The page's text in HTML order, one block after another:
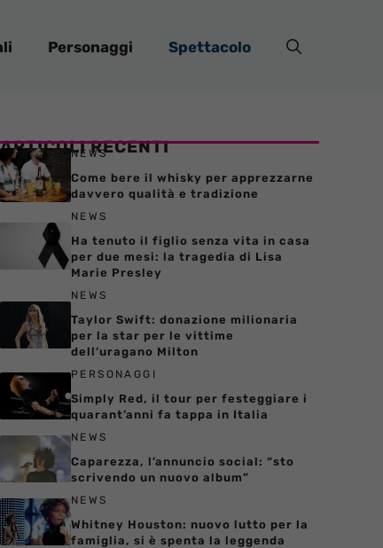
Personaggi Spettacolo
ARTICOLI RECENTI
NEWS
Come bere il whisky per apprezzarne
davvero qualità e tradizione
NEWS
Ha tenuto il figlio senza vita in casa
per due mesi: la tragedia di Lisa
Marie Presley
NEWS
Taylor Swift: donazione milionaria
per la star per le vittime
dell’uragano Milton
PERSONAGGI
Simply Red, il tour per festeggiare i
quarant’anni fa tappa in Italia
NEWS
Caparezza, l’annuncio social: “sto
scrivendo un nuovo album”
NEWS
Whitney Houston: nuovo lutto per la
famiglia, si è spenta la leggenda